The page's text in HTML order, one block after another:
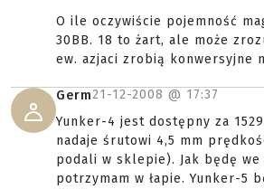
O ile oczywiście pojemność
30BB. 18 to żart, ale może
ew. azjaci zrobią konwersyjne
Germ21-12-2008 @ 17:37
Yunker-4 jest dostępny za
nadaje śrutowi 4,5 mm
podali w sklepie). Jak będę we
potrzymam w łapie. Yunker-5